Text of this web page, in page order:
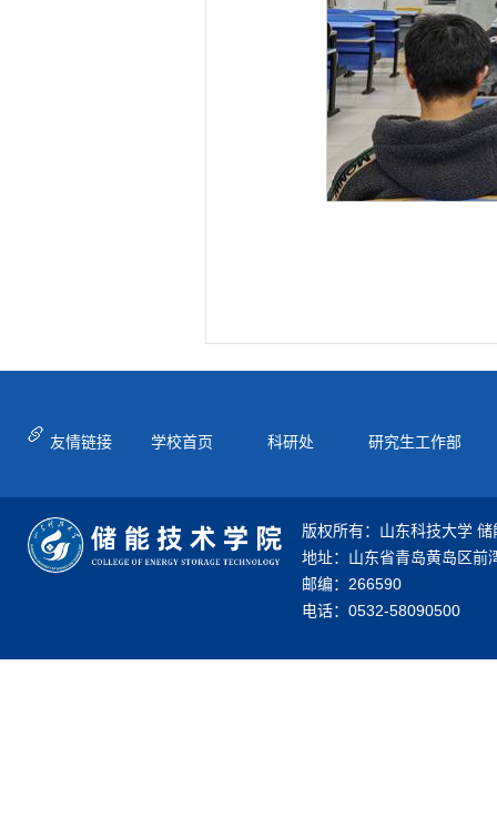
友情链接 学校首页 科研处 研究生工作部
版权所有：山东科技大学
地址：山东省青岛黄岛区前
邮编：266590
电话：0532-58090500